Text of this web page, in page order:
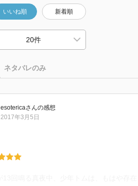
いいね順 新着順
ネタバレのみ
esotericaさんの感想
2017年3月5日